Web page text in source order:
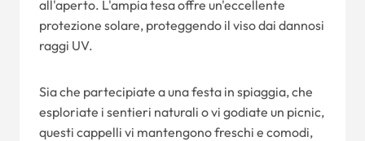
all'aperto. L'ampia tesa offre un'eccellente
protezione solare, proteggendo il viso dai dannosi
raggi UV.
Sia che partecipiate a una festa in spiaggia, che
esploriate i sentieri naturali o vi godiate un picnic,
questi cappelli vi mantengono freschi e comodi,